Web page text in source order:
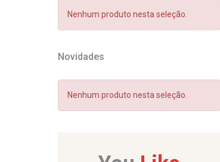
Nenhum produto nesta seleção.
Novidades
Nenhum produto nesta seleção.